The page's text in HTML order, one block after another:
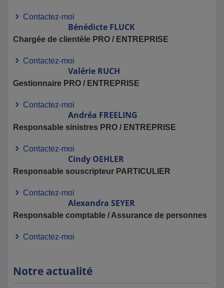
Contactez-moi
Bénédicte FLUCK
Chargée de clientèle PRO / ENTREPRISE
Contactez-moi
Valérie RUCH
Gestionnaire PRO / ENTREPRISE
Contactez-moi
Andréa FREELING
Responsable sinistres PRO / ENTREPRISE
Contactez-moi
Cindy OEHLER
Responsable souscripteur PARTICULIER
Contactez-moi
Alexandra SEYER
Responsable comptable / Assurance de personnes
Contactez-moi
Notre actualité